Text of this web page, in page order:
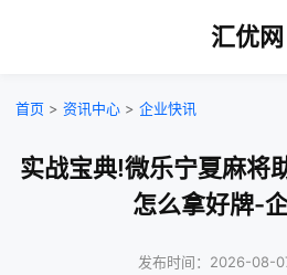
汇优网
首页 > 资讯中心 > 企业快讯
实战宝典!微乐宁夏麻将
怎么拿好牌-
发布时间：2026-08-